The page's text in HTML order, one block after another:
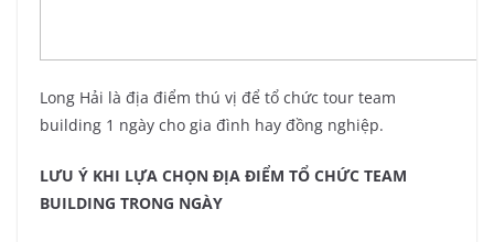
Long Hải là địa điểm thú vị để tổ chức tour team
building 1 ngày cho gia đình hay đồng nghiệp.
LƯU Ý KHI LỰA CHỌN ĐỊA ĐIỂM TỔ CHỨC TEAM
BUILDING TRONG NGÀY